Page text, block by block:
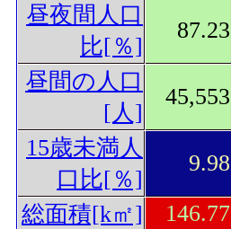
昼夜間人口
比[％]
87.23
昼間の人口
[人]
45,553
15歳未満人
口比[％]
9.98
総面積[k㎡]
146.77